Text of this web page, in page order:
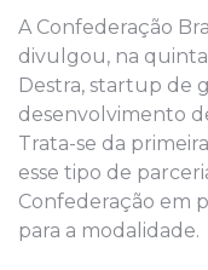
A Confederação
divulgou, na
Destra, startup de
desenvolvimento
Trata-se da
esse tipo de
Confederação em
para a modalidade.